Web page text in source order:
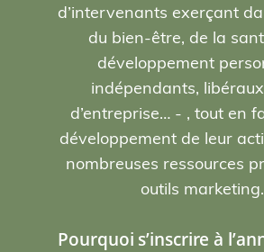
d’intervenants exerçant
du bien-être, de la
développement
indépendants,
d’entreprise… - , tout en
développement de leur
nombreuses ressources
outils marketing.
Pourquoi s’inscrire à